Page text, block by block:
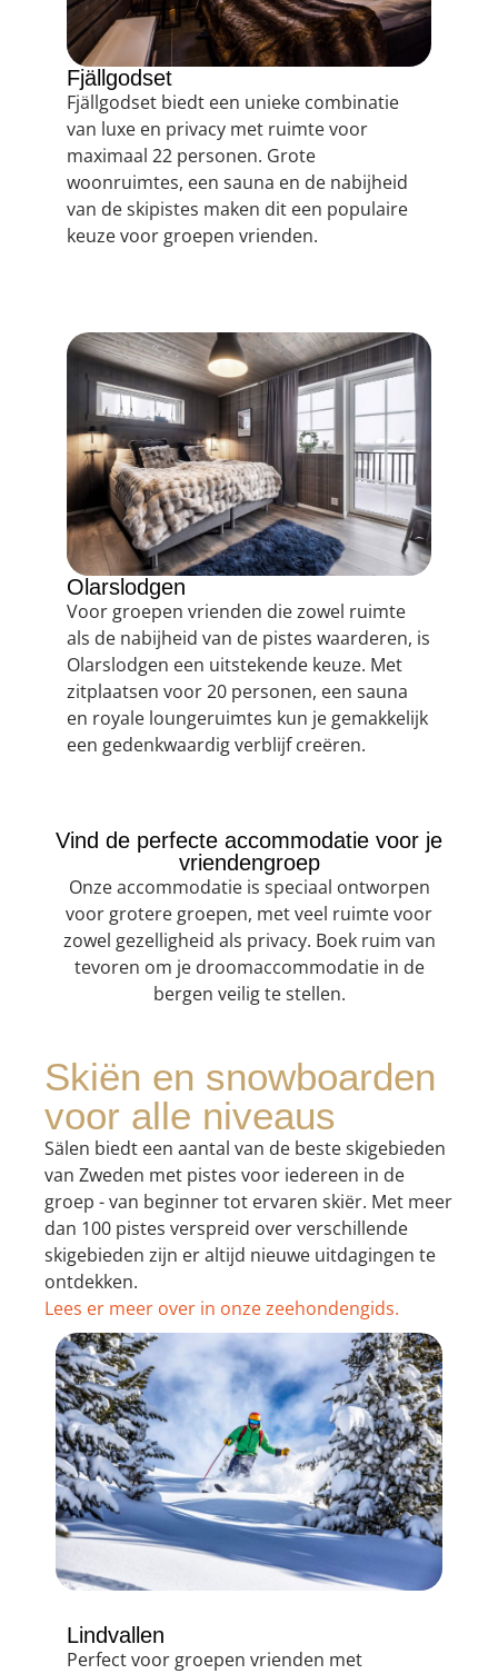
Fjällgodset
Fjällgodset biedt een unieke combinatie
van luxe en privacy met ruimte voor
maximaal 22 personen. Grote
woonruimtes, een sauna en de nabijheid
van de skipistes maken dit een populaire
keuze voor groepen vrienden.
Olarslodgen
Voor groepen vrienden die zowel ruimte
als de nabijheid van de pistes waarderen, is
Olarslodgen een uitstekende keuze. Met
zitplaatsen voor 20 personen, een sauna
en royale loungeruimtes kun je gemakkelijk
een gedenkwaardig verblijf creëren.
Vind de perfecte accommodatie voor je
vriendengroep
Onze accommodatie is speciaal ontworpen
voor grotere groepen, met veel ruimte voor
zowel gezelligheid als privacy. Boek ruim van
tevoren om je droomaccommodatie in de
bergen veilig te stellen.
Skiën en snowboarden
voor alle niveaus
Sälen biedt een aantal van de beste skigebieden
van Zweden met pistes voor iedereen in de
groep - van beginner tot ervaren skiër. Met meer
dan 100 pistes verspreid over verschillende
skigebieden zijn er altijd nieuwe uitdagingen te
ontdekken.
Lees er meer over in onze zeehondengids.
Lindvallen
Perfect voor groepen vrienden met